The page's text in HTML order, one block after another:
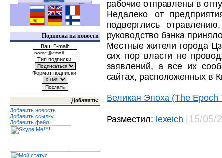
Подписка на новости
Ваш E-mail:
Тип подписки:
Формат подписки:
Добавить:
Добавить новость
Добавить ссылку
Добавить файл
рабочие отправлены в
Недалеко от
подверглись
руководство банка
Местные жители города
сих пор власти не
заявлений, а все их
сайтах, расположенных в
Великая Эпоха (The Epoch
Разместил: lexeich [15/05/